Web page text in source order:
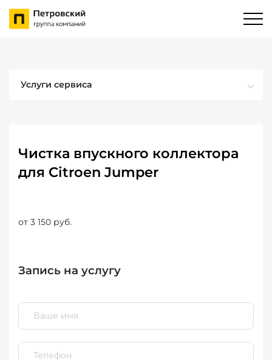
Услуги сервиса
Чистка впускного коллектора
для Citroen Jumper
от 3 150 руб.
Запись на услугу